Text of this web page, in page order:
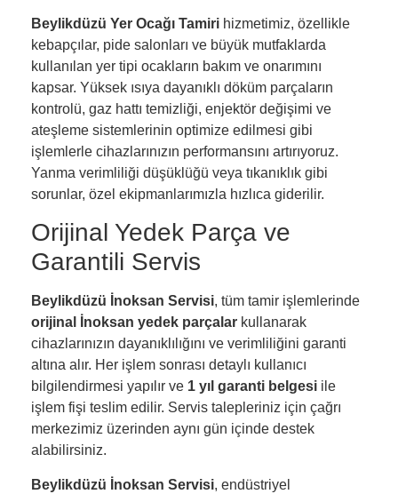
Beylikdüzü Yer Ocağı Tamiri hizmetimiz, özellikle
kebapçılar, pide salonları ve büyük mutfaklarda
kullanılan yer tipi ocakların bakım ve onarımını
kapsar. Yüksek ısıya dayanıklı döküm parçaların
kontrolü, gaz hattı temizliği, enjektör değişimi ve
ateşleme sistemlerinin optimize edilmesi gibi
işlemlerle cihazlarınızın performansını artırıyoruz.
Yanma verimliliği düşüklüğü veya tıkanıklık gibi
sorunlar, özel ekipmanlarımızla hızlıca giderilir.
Orijinal Yedek Parça ve
Garantili Servis
Beylikdüzü İnoksan Servisi, tüm tamir işlemlerinde
orijinal İnoksan yedek parçalar kullanarak
cihazlarınızın dayanıklılığını ve verimliliğini garanti
altına alır. Her işlem sonrası detaylı kullanıcı
bilgilendirmesi yapılır ve 1 yıl garanti belgesi ile
işlem fişi teslim edilir. Servis talepleriniz için çağrı
merkezimiz üzerinden aynı gün içinde destek
alabilirsiniz.
Beylikdüzü İnoksan Servisi, endüstriyel